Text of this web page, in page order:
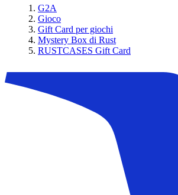
G2A
Gioco
Gift Card per giochi
Mystery Box di Rust
RUSTCASES Gift Card